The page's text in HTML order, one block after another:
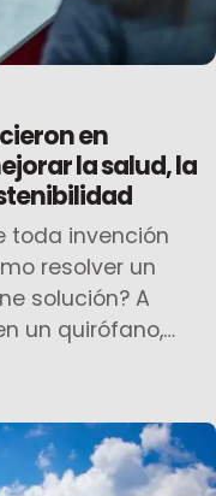
en
la salud, la
toda invención
resolver un
solución? A
un quirófano,